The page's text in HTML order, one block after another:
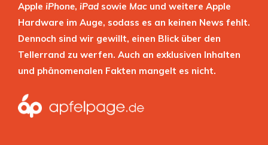
Apple iPhone, iPad sowie Mac und weitere Apple
Hardware im Auge, sodass es an keinen News fehlt.
Dennoch sind wir gewillt, einen Blick über den
Tellerrand zu werfen. Auch an exklusiven Inhalten
und phänomenalen Fakten mangelt es nicht.